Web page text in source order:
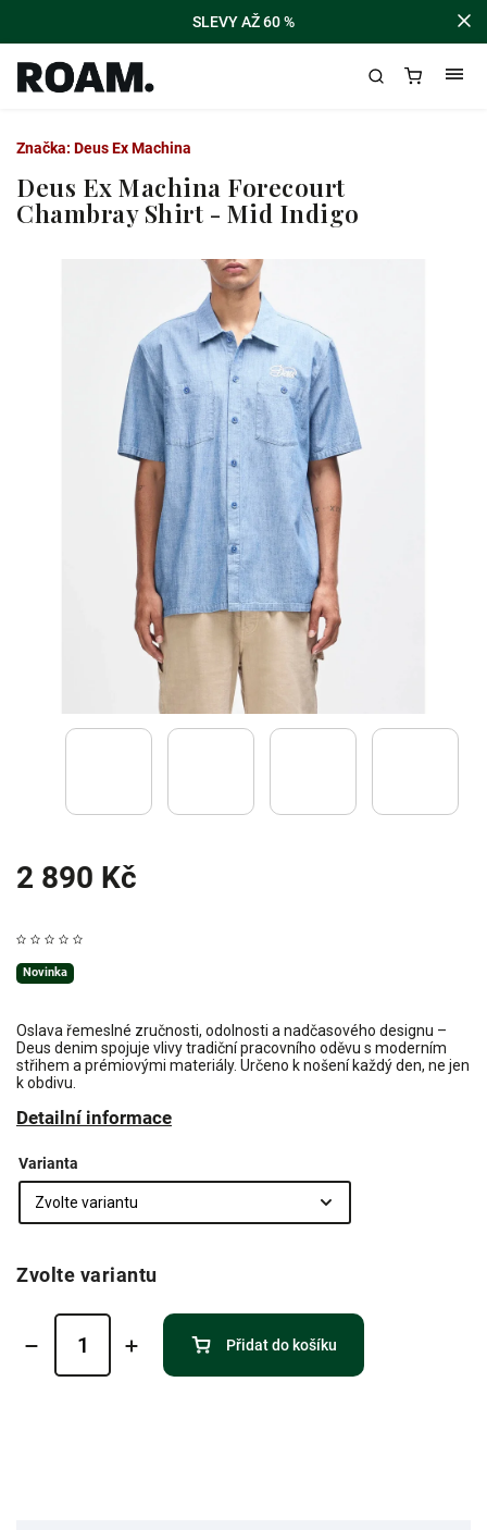
SLEVY AŽ 60 %
Deus Ex Machina Forecourt
Chambray Shirt - Mid Indigo
2 890 Kč
Novinka
Oslava řemeslné zručnosti, odolnosti a nadčasového designu –
Deus denim spojuje vlivy tradiční pracovního oděvu s moderním
střihem a prémiovými materiály. Určeno k nošení každý den, ne jen
k obdivu.
Detailní informace
Značka: Deus Ex Machina
Varianta
Zvolte variantu
Přidat do košíku